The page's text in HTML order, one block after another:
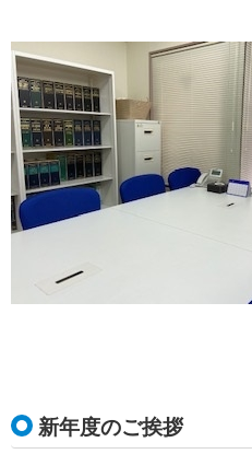
新年度のご挨拶